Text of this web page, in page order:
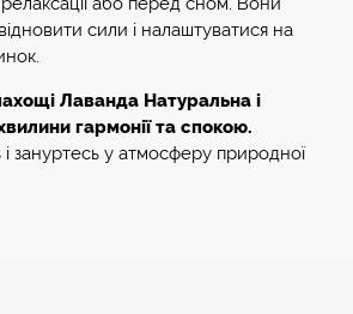
сили і налаштуватися на
Лаванда Натуральна і
гармонії та спокою.
зануртесь у атмосферу природної